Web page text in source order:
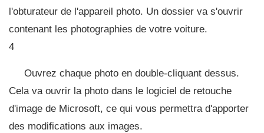
l'obturateur de l'appareil photo. Un dossier va s'ouvrir
contenant les photographies de votre voiture.
4
Ouvrez chaque photo en double-cliquant dessus.
Cela va ouvrir la photo dans le logiciel de retouche
d'image de Microsoft, ce qui vous permettra d'apporter
des modifications aux images.